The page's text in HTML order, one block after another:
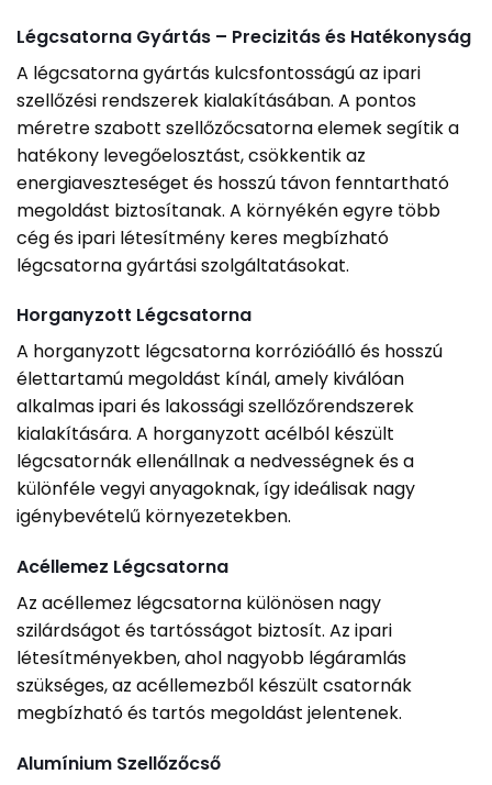
Légcsatorna Gyártás – Precizitás és Hatékonyság
A légcsatorna gyártás kulcsfontosságú az ipari
szellőzési rendszerek kialakításában. A pontos
méretre szabott szellőzőcsatorna elemek segítik a
hatékony levegőelosztást, csökkentik az
energiaveszteséget és hosszú távon fenntartható
megoldást biztosítanak. A környékén egyre több
cég és ipari létesítmény keres megbízható
légcsatorna gyártási szolgáltatásokat.
Horganyzott Légcsatorna
A horganyzott légcsatorna korrózióálló és hosszú
élettartamú megoldást kínál, amely kiválóan
alkalmas ipari és lakossági szellőzőrendszerek
kialakítására. A horganyzott acélból készült
légcsatornák ellenállnak a nedvességnek és a
különféle vegyi anyagoknak, így ideálisak nagy
igénybevételű környezetekben.
Acéllemez Légcsatorna
Az acéllemez légcsatorna különösen nagy
szilárdságot és tartósságot biztosít. Az ipari
létesítményekben, ahol nagyobb légáramlás
szükséges, az acéllemezből készült csatornák
megbízható és tartós megoldást jelentenek.
Alumínium Szellőzőcső